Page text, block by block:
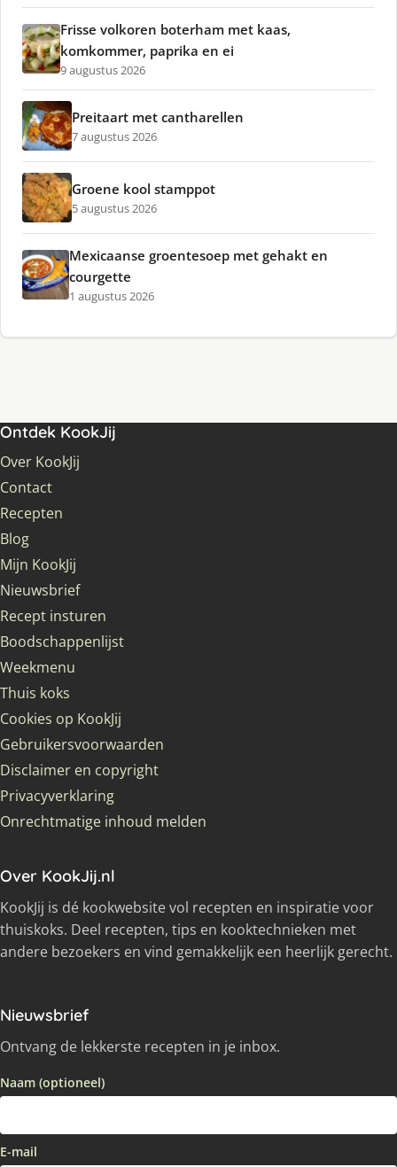
Frisse volkoren boterham met kaas,
komkommer, paprika en ei
9 augustus 2026
Preitaart met cantharellen
7 augustus 2026
Groene kool stamppot
5 augustus 2026
Mexicaanse groentesoep met gehakt en
courgette
1 augustus 2026
Ontdek KookJij
Over KookJij
Contact
Recepten
Blog
Mijn KookJij
Nieuwsbrief
Recept insturen
Boodschappenlijst
Weekmenu
Thuis koks
Cookies op KookJij
Gebruikersvoorwaarden
Disclaimer en copyright
Privacyverklaring
Onrechtmatige inhoud melden
Over KookJij.nl
KookJij is dé kookwebsite vol recepten en inspiratie voor
thuiskoks. Deel recepten, tips en kooktechnieken met
andere bezoekers en vind gemakkelijk een heerlijk gerecht.
Nieuwsbrief
Ontvang de lekkerste recepten in je inbox.
Naam (optioneel)
E-mail